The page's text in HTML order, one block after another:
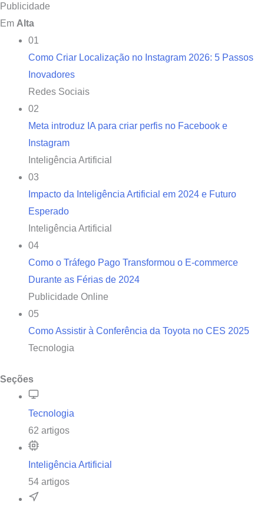
Publicidade
Em Alta
01
Como Criar Localização no Instagram 2026: 5 Passos
Inovadores
Redes Sociais
02
Meta introduz IA para criar perfis no Facebook e
Instagram
Inteligência Artificial
03
Impacto da Inteligência Artificial em 2024 e Futuro
Esperado
Inteligência Artificial
04
Como o Tráfego Pago Transformou o E-commerce
Durante as Férias de 2024
Publicidade Online
05
Como Assistir à Conferência da Toyota no CES 2025
Tecnologia
Seções
Tecnologia
62 artigos
Inteligência Artificial
54 artigos